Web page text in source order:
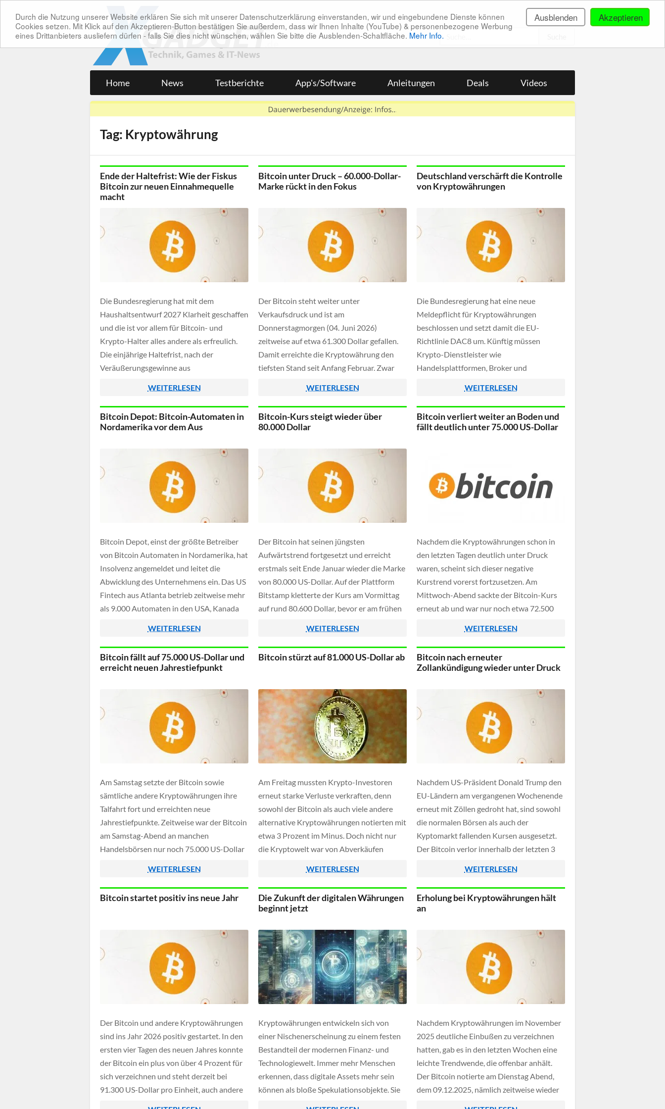
Akzeptieren
Ausblenden
Durch die Nutzung unserer Website erklären Sie sich mit unserer Datenschutzerklärung einverstanden, wir und eingebundene Dienste können
Cookies setzen. Mit Klick auf den Akzeptieren-Button bestätigen Sie außerdem, dass wir Ihnen Inhalte (YouTube) & personenbezogene Werbung
eines Drittanbieters ausliefern dürfen - falls Sie dies nicht wünschen, wählen Sie bitte die Ausblenden-Schaltfläche. Mehr Info.
Home News Testberichte App's/Software Anleitungen Deals Videos
Tag: Kryptowährung
Ende der Haltefrist: Wie der Fiskus
Bitcoin zur neuen Einnahmequelle
macht
Die Bundesregierung hat mit dem
Haushaltsentwurf 2027 Klarheit geschaffen
und die ist vor allem für Bitcoin- und
Krypto-Halter alles andere als erfreulich.
Die einjährige Haltefrist, nach der
Veräußerungsgewinne aus
bleiben, soll nämlich fallen. Stattdessen
sollen Kryptowerte künftig den Einkünften
aus Kapitalvermögen zugeordnet werden –
begründet das Finanzministerium […]
WEITERLESEN
Bitcoin unter Druck – 60.000-Dollar-
Marke rückt in den Fokus
Der Bitcoin steht weiter unter
Verkaufsdruck und ist am
Donnerstagmorgen (04. Juni 2026)
zeitweise auf etwa 61.300 Dollar gefallen.
Damit erreichte die Kryptowährung den
tiefsten Stand seit Anfang Februar. Zwar
auf über 64.000 US-Dollar ein, die
Stimmung am Markt bleibt jedoch
angespannt. Gegen Mittag rutschte der
WEITERLESEN
Deutschland verschärft die Kontrolle
von Kryptowährungen
Die Bundesregierung hat eine neue
Meldepflicht für Kryptowährungen
beschlossen und setzt damit die EU-
Richtlinie DAC8 um. Künftig müssen
Krypto-Dienstleister wie
Handelsplattformen, Broker und
Informationen über ihre Kunden und deren
Transaktionen an die Behörden
weitergeben. Erfasst werden unter anderem
WEITERLESEN
Bitcoin Depot: Bitcoin-Automaten in
Nordamerika vor dem Aus
Bitcoin Depot, einst der größte Betreiber
von Bitcoin Automaten in Nordamerika, hat
Insolvenz angemeldet und leitet die
Abwicklung des Unternehmens ein. Das US
Fintech aus Atlanta betrieb zeitweise mehr
als 9.000 Automaten in den USA, Kanada
bekanntesten Anbieter in diesem Bereich.
WEITERLESEN
Bitcoin-Kurs steigt wieder über
80.000 Dollar
Der Bitcoin hat seinen jüngsten
Aufwärtstrend fortgesetzt und erreicht
erstmals seit Ende Januar wieder die Marke
von 80.000 US-Dollar. Auf der Plattform
Bitstamp kletterte der Kurs am Vormittag
auf rund 80.600 Dollar, bevor er am frühen
zunächst auf 78.500 US-Dollar nachgab -
am späten Nachmittag wurde allerdings
erneut dann erneut […]
WEITERLESEN
Bitcoin verliert weiter an Boden und
fällt deutlich unter 75.000 US-Dollar
Nachdem die Kryptowährungen schon in
den letzten Tagen deutlich unter Druck
waren, scheint sich dieser negative
Kurstrend vorerst fortzusetzen. Am
Mittwoch-Abend sackte der Bitcoin-Kurs
erneut ab und war nur noch etwa 72.500
verlor die bekannteste Kryptowährung der
Welt innerhalb von nur 24 Stunden weitere
3,2 Prozent - auf die […]
WEITERLESEN
Bitcoin fällt auf 75.000 US-Dollar und
erreicht neuen Jahrestiefpunkt
Am Samstag setzte der Bitcoin sowie
sämtliche andere Kryptowährungen ihre
Talfahrt fort und erreichten neue
Jahrestiefpunkte. Zeitweise war der Bitcoin
am Samstag-Abend an manchen
Handelsbörsen nur noch 75.000 US-Dollar
Stand im April 2025.
WEITERLESEN
Bitcoin stürzt auf 81.000 US-Dollar ab
Am Freitag mussten Krypto-Investoren
erneut starke Verluste verkraften, denn
sowohl der Bitcoin als auch viele andere
alternative Kryptowährungen notierten mit
etwa 3 Prozent im Minus. Doch nicht nur
die Kryptowelt war von Abverkäufen
Silber mussten am 30. Januar 2026
ebenfalls eine starke Korrektur verbuchen.
So belief sich etwa der […]
WEITERLESEN
Bitcoin nach erneuter
Zollankündigung wieder unter Druck
Nachdem US-Präsident Donald Trump den
EU-Ländern am vergangenen Wochenende
erneut mit Zöllen gedroht hat, sind sowohl
die normalen Börsen als auch der
Kyptomarkt fallenden Kursen ausgesetzt.
Der Bitcoin verlor innerhalb der letzten 3
andere Kryptowährungen wie Monero
müssen sogar ein Minus von 24 Prozent
verkraften.
WEITERLESEN
Bitcoin startet positiv ins neue Jahr
Der Bitcoin und andere Kryptowährungen
sind ins Jahr 2026 positiv gestartet. In den
ersten vier Tagen des neuen Jahres konnte
der Bitcoin ein plus von über 4 Prozent für
sich verzeichnen und steht derzeit bei
91.300 US-Dollar pro Einheit, auch andere
Die Zukunft der digitalen Währungen
beginnt jetzt
Kryptowährungen entwickeln sich von
einer Nischenerscheinung zu einem festen
Bestandteil der modernen Finanz- und
Technologiewelt. Immer mehr Menschen
erkennen, dass digitale Assets mehr sein
können als bloße Spekulationsobjekte. Sie
Erholung bei Kryptowährungen hält
an
Nachdem Kryptowährungen im November
2025 deutliche Einbußen zu verzeichnen
hatten, gab es in den letzten Wochen eine
leichte Trendwende, die offenbar anhält.
Der Bitcoin notierte am Dienstag Abend,
dem 09.12.2025, nämlich zeitweise wieder